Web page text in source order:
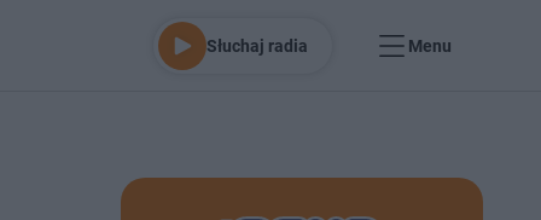
Słuchaj radia Menu